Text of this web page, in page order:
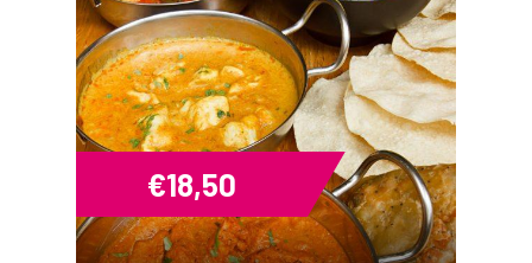
€18,50